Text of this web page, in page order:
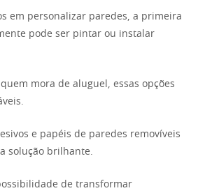
em personalizar paredes, a primeira
pode ser pintar ou instalar
mora de aluguel, essas opções
e papéis de paredes removíveis
solução brilhante.
de transformar